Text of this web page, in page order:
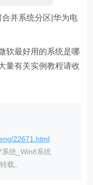
并系统分区|华为电
软最好用的系统是哪
量有关实例教程请收
22671.html
统_Win8系统
载。